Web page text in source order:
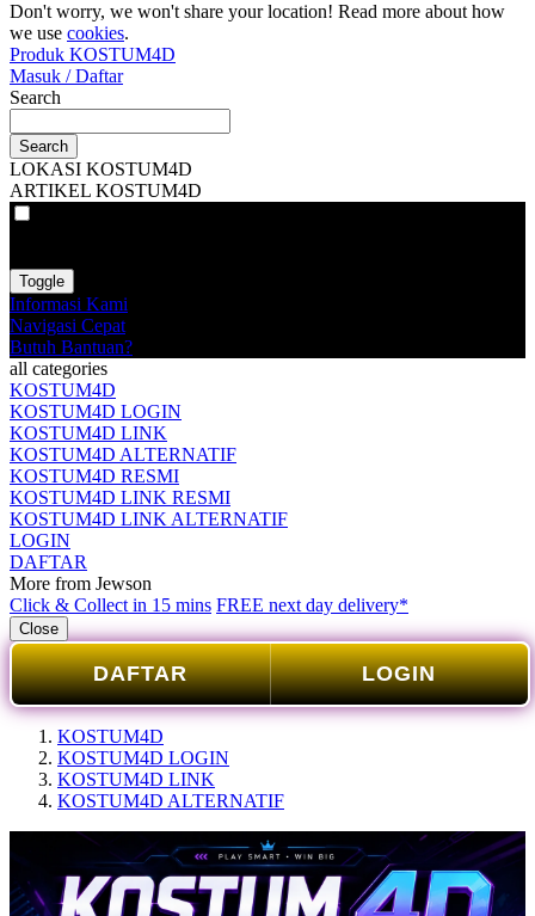
Don't worry, we won't share your location! Read more about how
we use cookies.
Produk KOSTUM4D
Masuk / Daftar
Search
Search
LOKASI KOSTUM4D
ARTIKEL KOSTUM4D
Toggle
Informasi Kami
Navigasi Cepat
Butuh Bantuan?
all categories
KOSTUM4D
KOSTUM4D LOGIN
KOSTUM4D LINK
KOSTUM4D ALTERNATIF
KOSTUM4D RESMI
KOSTUM4D LINK RESMI
KOSTUM4D LINK ALTERNATIF
LOGIN
DAFTAR
More from Jewson
Click & Collect in 15 mins FREE next day delivery*
Close
DAFTAR LOGIN
KOSTUM4D
KOSTUM4D LOGIN
KOSTUM4D LINK
KOSTUM4D ALTERNATIF